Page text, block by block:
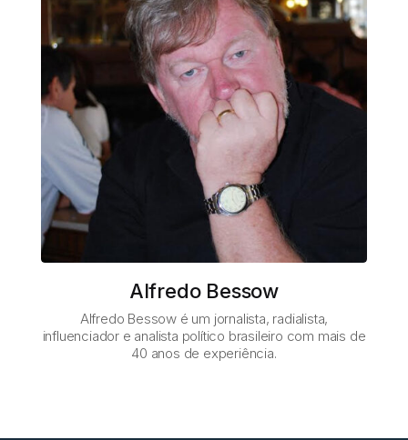
Alfredo Bessow
Alfredo Bessow é um jornalista, radialista,
influenciador e analista político brasileiro com mais de
40 anos de experiência.